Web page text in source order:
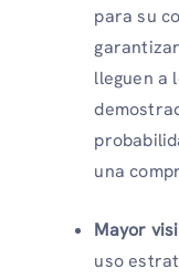
para su
lleguen a
una
Mayor
uso